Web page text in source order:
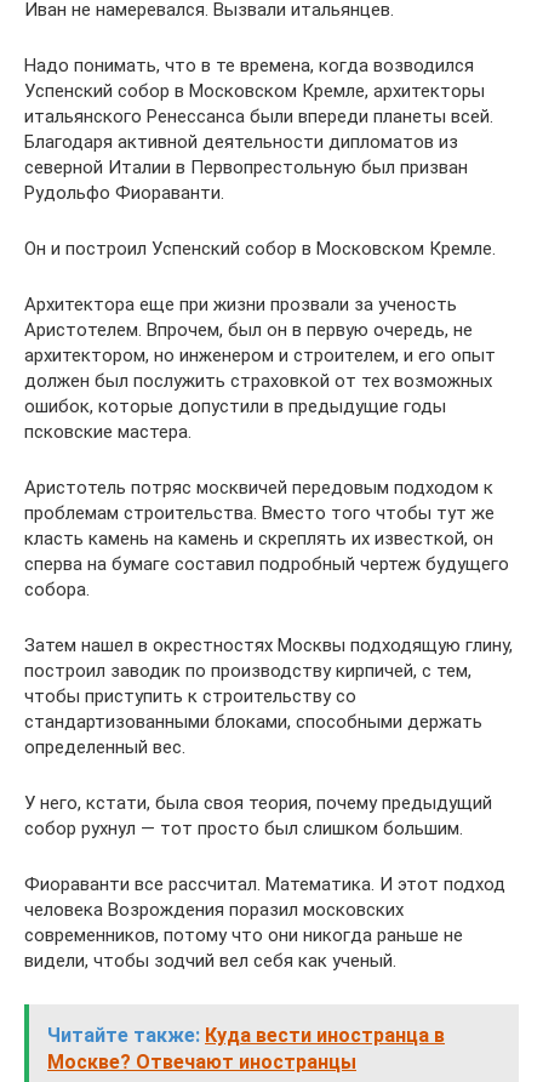
Иван не намеревался. Вызвали итальянцев.
Надо понимать, что в те времена, когда возводился
Успенский собор в Московском Кремле, архитекторы
итальянского Ренессанса были впереди планеты всей.
Благодаря активной деятельности дипломатов из
северной Италии в Первопрестольную был призван
Рудольфо Фиораванти.
Он и построил Успенский собор в Московском Кремле.
Архитектора еще при жизни прозвали за ученость
Аристотелем. Впрочем, был он в первую очередь, не
архитектором, но инженером и строителем, и его опыт
должен был послужить страховкой от тех возможных
ошибок, которые допустили в предыдущие годы
псковские мастера.
Аристотель потряс москвичей передовым подходом к
проблемам строительства. Вместо того чтобы тут же
класть камень на камень и скреплять их известкой, он
сперва на бумаге составил подробный чертеж будущего
собора.
Затем нашел в окрестностях Москвы подходящую глину,
построил заводик по производству кирпичей, с тем,
чтобы приступить к строительству со
стандартизованными блоками, способными держать
определенный вес.
У него, кстати, была своя теория, почему предыдущий
собор рухнул — тот просто был слишком большим.
Фиораванти все рассчитал. Математика. И этот подход
человека Возрождения поразил московских
современников, потому что они никогда раньше не
видели, чтобы зодчий вел себя как ученый.
Читайте также: Куда вести иностранца в
Москве? Отвечают иностранцы